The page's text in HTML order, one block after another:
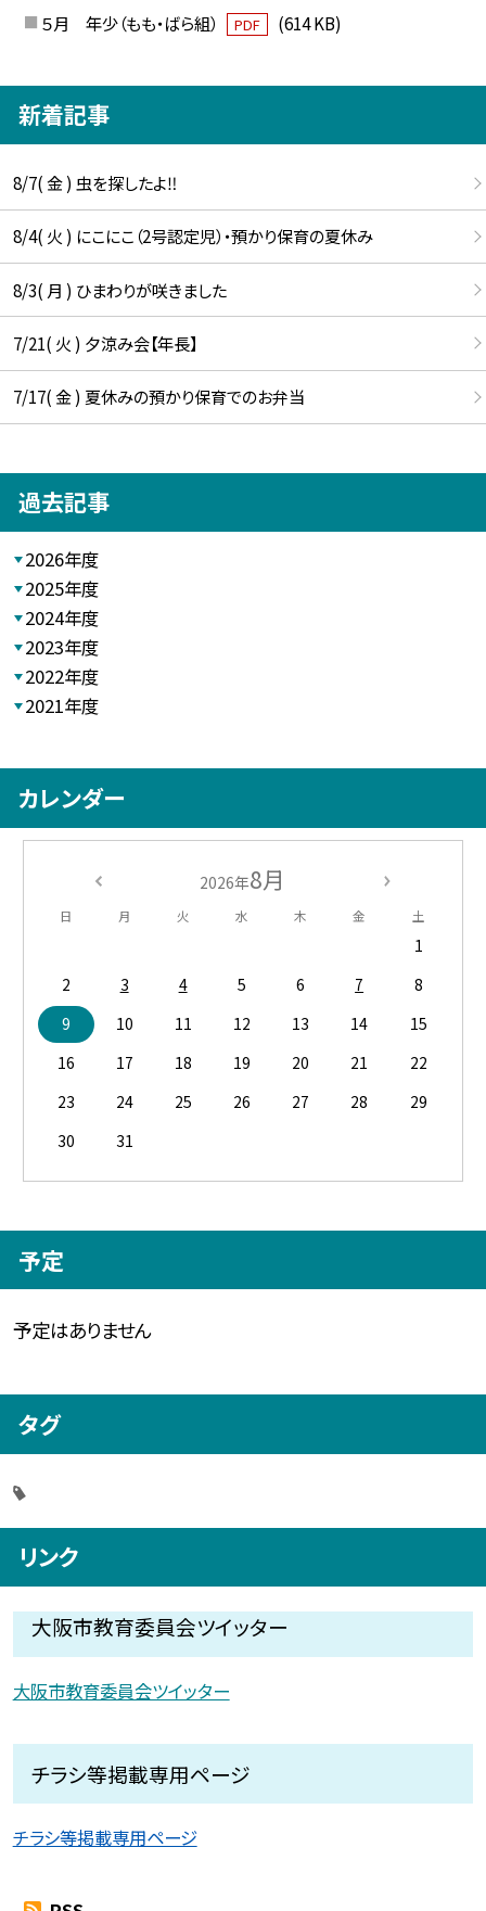
５月 年少（もも・ばら組）
PDF (614 KB)
新着記事
8/7( 金 ) 虫を探したよ‼
8/4( 火 ) にこにこ（2号認定児）・預かり保育の夏休み
8/3( 月 ) ひまわりが咲きました
7/21( 火 ) 夕涼み会【年長】
7/17( 金 ) 夏休みの預かり保育でのお弁当
過去記事
2026年度
2025年度
2024年度
2023年度
2022年度
2021年度
カレンダー
2026年8月
日 月 火 水 木 金 土
1
2
3 4 5 6 7
8
9
10 11 12 13 14
15
16
17 18 19 20 21
22
23
24 25 26 27 28
29
30
31
予定
予定はありません
タグ
リンク
大阪市教育委員会ツイッター
大阪市教育委員会ツイッター
チラシ等掲載専用ページ
チラシ等掲載専用ページ